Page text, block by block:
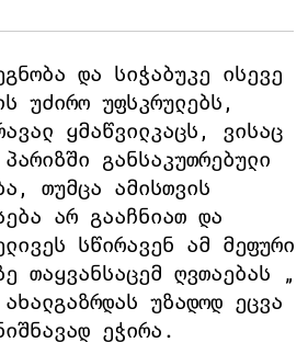
და სიჭაბუკე ისევე
უძირო უფსკრულებს,
ყმაწვილკაცს, ვისაც
განსაკუთრებული
თუმცა ამისთვის
არ გააჩნიათ და
სწირავენ ამ მეფური
თაყვანსაცემ ღვთაებას „
უზადოდ ეცვა
ეჭირა.